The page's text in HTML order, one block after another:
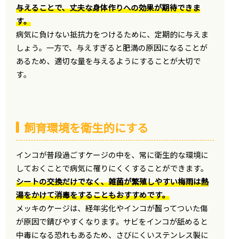
与えることで、丈夫な身体作りへの効果が期待できま
す。
病気に負けない抵抗力をつけるために、定期的に与えま
しょう。一方で、与えすぎると肥満の原因になることが
あるため、適切な量を与えるようにすることが大切で
す。
飼育環境を衛生的にする
インコが普段過ごすケージの中を、常に衛生的な環境に
しておくことで病気に罹りにくくすることができます。
シートの交換だけでなく、雑菌が繁殖しやすい梅雨は熱
湯をかけて消毒をすることもおすすめです。
メッキのケージは、経年劣化やインコが齧ってついた傷
が原因で錆びやすくなります。サビをインコが舐めると
中毒になる恐れもあるため、さびにくいステンレス製に